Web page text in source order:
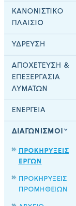
ΚΑΝΟΝΙΣΤΙΚΟ
ΠΛΑΙΣΙΟ
ΥΔΡΕΥΣΗ
ΑΠΟΧΕΤΕΥΣΗ &
ΕΠΕΞΕΡΓΑΣΙΑ
ΛΥΜΑΤΩΝ
ΕΝΕΡΓΕΙΑ
ΔΙΑΓΩΝΙΣΜΟΙ
ΠΡΟΚΗΡΥΞΕΙΣ
ΕΡΓΩΝ
ΠΡΟΚΗΡΥΞΕΙΣ
ΠΡΟΜΗΘΕΙΩΝ